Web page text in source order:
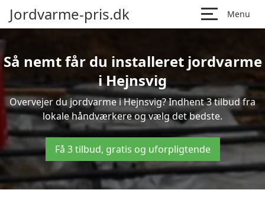
Jordvarme-pris.dk Menu
Så nemt får du installeret jordvarme
i Hejnsvig
Overvejer du jordvarme i Hejnsvig? Indhent 3 tilbud fra
lokale håndværkere og vælg det bedste.
Få 3 tilbud, gratis og uforpligtende